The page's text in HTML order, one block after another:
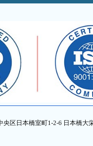
央区日本橋室町1-2-6 日本橋大